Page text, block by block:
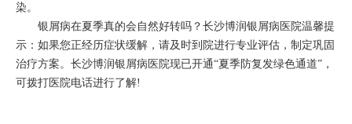
染。
银屑病在夏季真的会自然好转吗？ 长沙博润银屑病医院温馨提
示：如果您正经历症状缓解，请及时到院进行专业评估，制定巩固
治疗方案。长沙博润银屑病医院现已开通“夏季防复发绿色通道”，
可拨打医院电话进行了解!